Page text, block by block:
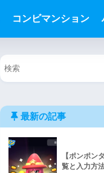
コンビマンション
最新の記事
【ポンポン
覧と入力方